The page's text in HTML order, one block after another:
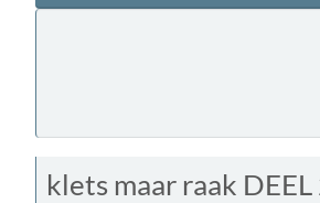
klets maar raak